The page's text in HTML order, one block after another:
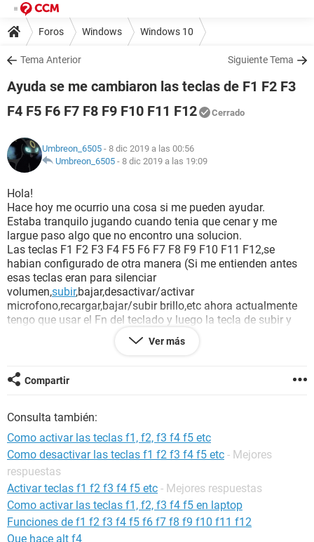
Foros Windows Windows 10
Tema Anterior Siguiente Tema
Ayuda se me cambiaron las teclas de F1 F2 F3
F4 F5 F6 F7 F8 F9 F10 F11 F12
Cerrado
Umbreon_6505 - 8 dic 2019 a las 00:56
Umbreon_6505 - 8 dic 2019 a las 19:09
Hola!
Hace hoy me ocurrio una cosa si me pueden ayudar.
Estaba tranquilo jugando cuando tenia que cenar y me
largue paso algo que no encontro una solucion.
Las teclas F1 F2 F3 F4 F5 F6 F7 F8 F9 F10 F11 F12,se
habian configurado de otra manera (Si me entienden antes
esas teclas eran para silenciar
volumen,subir,bajar,desactivar/activar
microfono,recargar,bajar/subir brillo,etc ahora actualmente
tengo que usar el Fn del teclado y luego la tecla de subir y
bajar volumen entre otras opciones.
¿Me pueden ayudar a tener laconfiguracion
Ver más
Compartir
Consulta también:
Como activar las teclas f1, f2, f3 f4 f5 etc
Como desactivar las teclas f1 f2 f3 f4 f5 etc - Mejores
respuestas
Activar teclas f1 f2 f3 f4 f5 etc - Mejores respuestas
Como activar las teclas f1, f2, f3 f4 f5 en laptop
Funciones de f1 f2 f3 f4 f5 f6 f7 f8 f9 f10 f11 f12
Que hace alt f4